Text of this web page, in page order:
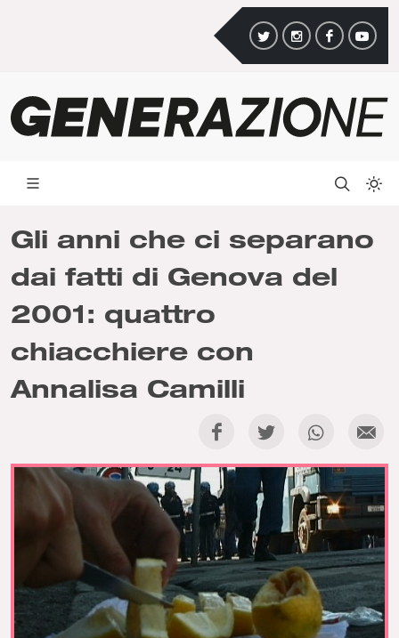
Gli anni che ci separano
dai fatti di Genova del
2001: quattro
chiacchiere con
Annalisa Camilli